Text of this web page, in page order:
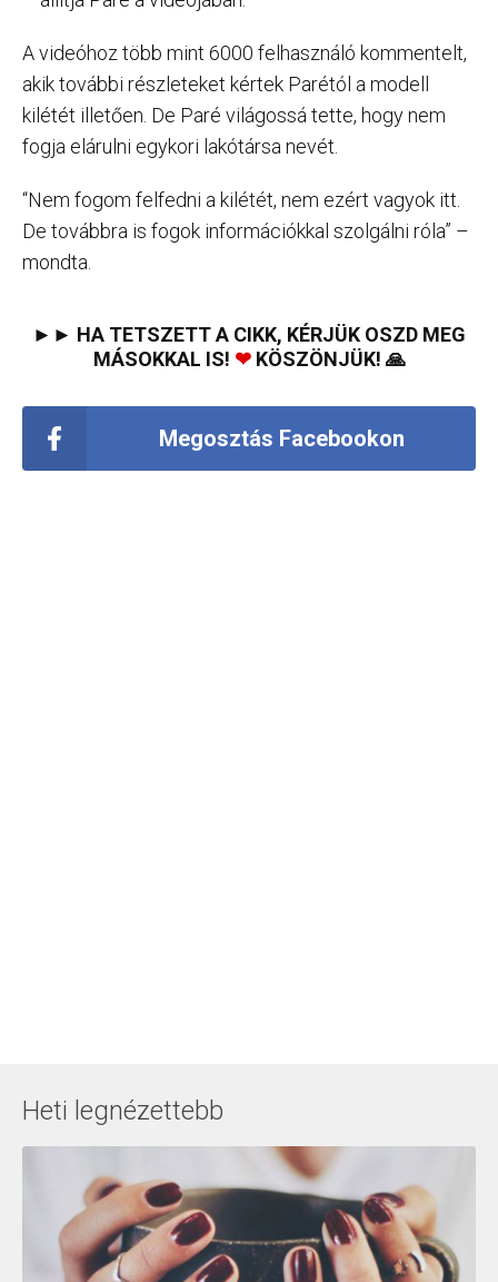
A videóhoz több mint 6000 felhasználó kommentelt,
akik további részleteket kértek Parétól a modell
kilétét illetően. De Paré világossá tette, hogy nem
fogja elárulni egykori lakótársa nevét.
“Nem fogom felfedni a kilétét, nem ezért vagyok itt.
De továbbra is fogok információkkal szolgálni róla” –
mondta.
►► HA TETSZETT A CIKK, KÉRJÜK OSZD MEG
MÁSOKKAL IS! ❤KÖSZÖNJÜK! 🙏
Megosztás Facebookon
Heti legnézettebb